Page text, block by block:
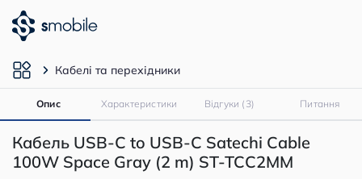
Кабелі та перехідники
Опис Характеристики Відгуки (3) Питання
Кабель USB-C to USB-C Satechi Cable
100W Space Gray (2 m) ST-TCC2MM